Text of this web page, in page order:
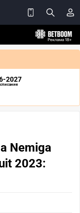
2027
Nemiga
2023: